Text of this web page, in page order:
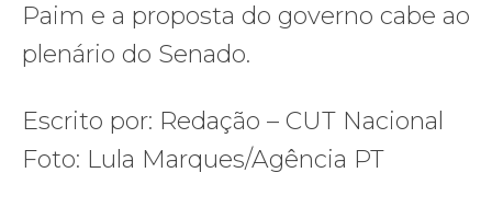
Paim e a proposta do governo cabe ao
plenário do Senado.
Escrito por: Redação – CUT Nacional
Foto: Lula Marques/Agência PT